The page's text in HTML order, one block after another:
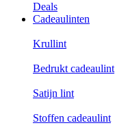
Deals
Cadeaulinten
Krullint
Bedrukt cadeaulint
Satijn lint
Stoffen cadeaulint